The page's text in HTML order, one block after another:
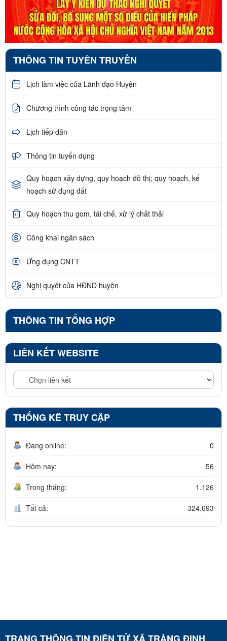
THÔNG TIN TUYÊN TRUYỀN
Lịch làm việc của Lãnh đạo Huyện
Chương trình công tác trọng tâm
Lịch tiếp dân
Thông tin tuyển dụng
Quy hoạch xây dựng, quy hoạch đô thị; quy hoạch, kế
hoạch sử dụng đất
Quy hoạch thu gom, tái chế, xử lý chất thải
Công khai ngân sách
Ứng dụng CNTT
Nghị quyết của HĐND huyện
THÔNG TIN TỔNG HỢP
LIÊN KẾT WEBSITE
THỐNG KÊ TRUY CẬP
Đang online: 0
Hôm nay: 56
Trong tháng: 1.126
Tất cả: 324.693